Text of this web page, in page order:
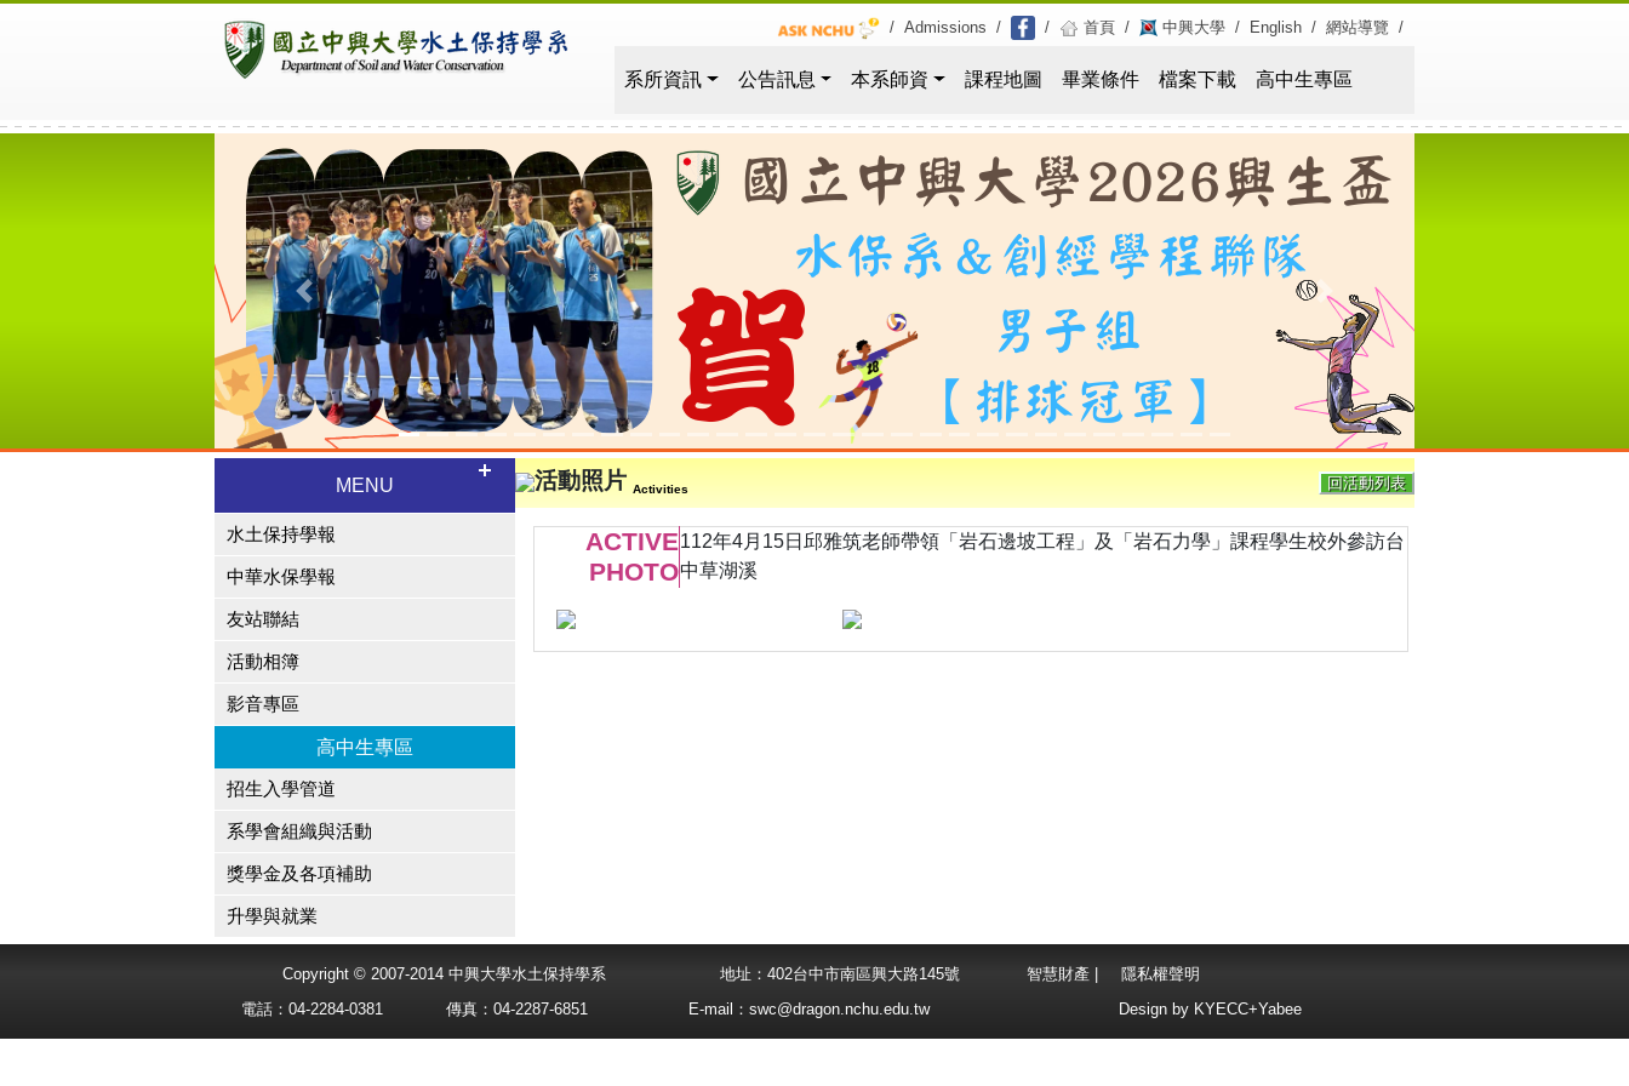
/ Admissions / / 首頁 / 中興大學 / English / 網站導覽 /
系所資訊 公告訊息 本系師資 課程地圖 畢業條件 檔案下載 高中生專區
Previous Next
MENU
水土保持學報
中華水保學報
友站聯結
活動相簿
影音專區
高中生專區
招生入學管道
系學會組織與活動
獎學金及各項補助
升學與就業
活動照片 Activities 回活動列表
ACTIVE
PHOTO
112年4月15日邱雅筑老師帶領「岩石邊坡工程」及「岩石力學」課程學生校外參訪台
中草湖溪
Copyright © 2007-2014 中興大學水土保持學系
地址：402台中市南區興大路145號
電話：04-2284-0381
傳真：04-2287-6851 E-mail：swc@dragon.nchu.edu.tw
智慧財產
隱私權聲明
Design by KYECC+Yabee